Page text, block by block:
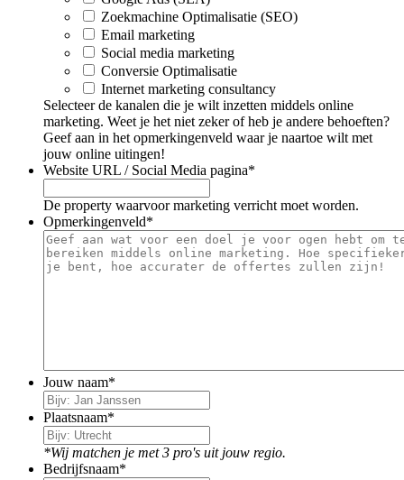
Zoekmachine Optimalisatie (SEO)
Email marketing
Social media marketing
Conversie Optimalisatie
Internet marketing consultancy
Selecteer de kanalen die je wilt inzetten middels online
marketing. Weet je het niet zeker of heb je andere behoeften?
Geef aan in het opmerkingenveld waar je naartoe wilt met
jouw online uitingen!
Website URL / Social Media pagina*
De property waarvoor marketing verricht moet worden.
Opmerkingenveld*
Jouw naam*
Plaatsnaam*
*Wij matchen je met 3 pro's uit jouw regio.
Bedrijfsnaam*